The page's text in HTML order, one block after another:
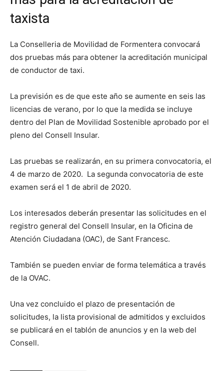
taxista
La Conselleria de Movilidad de Formentera convocará
dos pruebas más para obtener la acreditación municipal
de conductor de taxi.
La previsión es de que este año se aumente en seis las
licencias de verano, por lo que la medida se incluye
dentro del Plan de Movilidad Sostenible aprobado por el
pleno del Consell Insular.
Las pruebas se realizarán, en su primera convocatoria, el
4 de marzo de 2020. La segunda convocatoria de este
examen será el 1 de abril de 2020.
Los interesados deberán presentar las solicitudes en el
registro general del Consell Insular, en la Oficina de
Atención Ciudadana (OAC), de Sant Francesc.
También se pueden enviar de forma telemática a través
de la OVAC.
Una vez concluido el plazo de presentación de
solicitudes, la lista provisional de admitidos y excluidos
se publicará en el tablón de anuncios y en la web del
Consell.